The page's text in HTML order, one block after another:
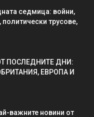
седмица: войни,
трусове,
ПОСЛЕДНИТЕ ДНИ:
ЕВРОПА И
важните новини от